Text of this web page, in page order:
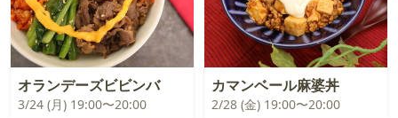
オランデーズビビンバ
3/24 (月) 19:00〜20:00
カマンベール麻婆丼
2/28 (金) 19:00〜20:00